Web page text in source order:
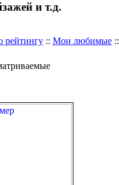
и т.д.
рейтингу:: Мои любимые::